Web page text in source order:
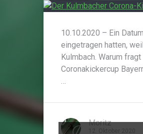
10.10.2020 – Ein
eingetragen hatten,
Kulmbach. Warum
Coronakickercup
…
Moritz